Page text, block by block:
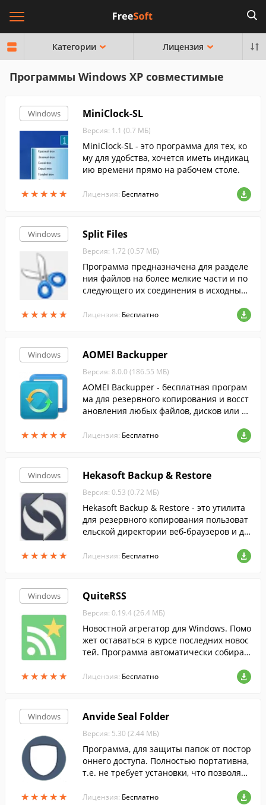
Категории Лицензия
Программы Windows XP совместимые
Windows
★★★★★
★★★★★
MiniClock-SL
Версия: 1.1 (0.7 МБ)
MiniClock-SL - это программа для тех, ко
му для удобства, хочется иметь индикац
ию времени прямо на рабочем столе.
Лицензия: Бесплатно
Windows
★★★★★
★★★★★
Split Files
Версия: 1.72 (0.57 МБ)
Программа предназначена для разделе
ния файлов на более мелкие части и по
следующего их соединения в исходный
и загрузке файлов на сервер, который о
раничивает объем принимаемых файло
Лицензия: Бесплатно
Windows
★★★★★
★★★★★
AOMEI Backupper
Версия: 8.0.0 (186.55 МБ)
AOMEI Backupper - бесплатная програм
ма для резервного копирования и восст
ановления любых файлов, дисков или р
Лицензия: Бесплатно
Windows
★★★★★
★★★★★
Hekasoft Backup & Restore
Версия: 0.53 (0.72 МБ)
Hekasoft Backup & Restore - это утилита
для резервного копирования пользоват
ельской директории веб-браузеров и др
Лицензия: Бесплатно
Windows
★★★★★
★★★★★
QuiteRSS
Версия: 0.19.4 (26.4 МБ)
Новостной агрегатор для Windows. Помо
жет оставаться в курсе последних новос
тей. Программа автоматически собирае
ов или блогов.
Лицензия: Бесплатно
Windows
★★★★★
★★★★★
Anvide Seal Folder
Версия: 5.30 (2.44 МБ)
Программа, для защиты папок от постор
оннего доступа. Полностью портативна,
т.е. не требует установки, что позволяет
Лицензия: Бесплатно